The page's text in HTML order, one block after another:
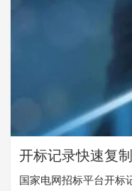
开标记录快速复
国家电网招标平台开标